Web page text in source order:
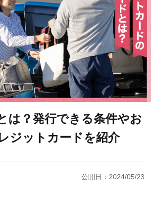
は？発行できる条件やお
ジットカードを紹介
公開日：2024/05/23